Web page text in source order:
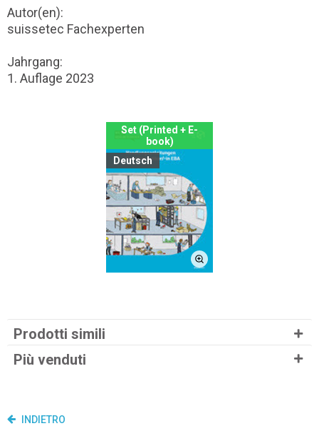
Autor(en):
suissetec Fachexperten
Jahrgang:
1. Auflage 2023
Set (Printed + E-
book)
Deutsch
Prodotti simili
Più venduti
INDIETRO